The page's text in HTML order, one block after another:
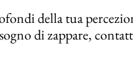
della tua
di zappare,